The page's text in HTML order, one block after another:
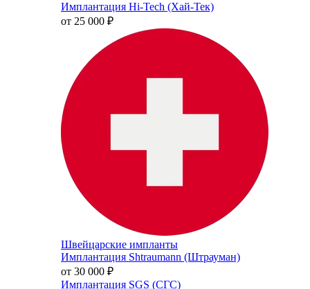
Имплантация Hi-Tech (Хай-Тек)
от 25 000 ₽
Швейцарские импланты
Имплантация Shtraumann (Штрауман)
от 30 000 ₽
Имплантация SGS (СГС)